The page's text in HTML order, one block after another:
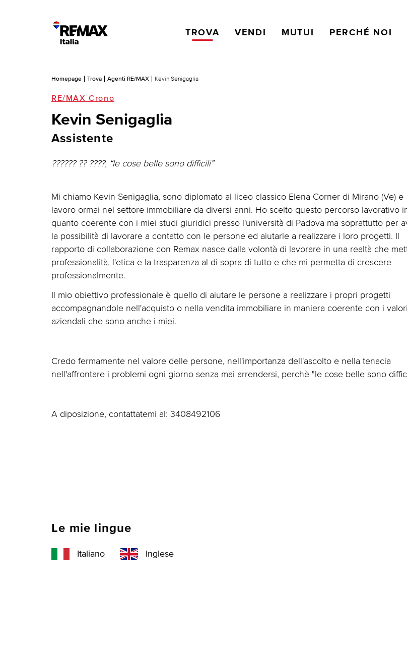
TROVA VENDI MUTUI PERCHÉ NOI
Homepage Trova Agenti RE/MAX Kevin Senigaglia
RE/MAX Crono
Kevin Senigaglia
Assistente
?????? ?? ????, “le cose belle sono difficili”
Mi chiamo Kevin Senigaglia, sono diplomato al liceo classico Elena Corner di Mirano (Ve) e
lavoro ormai nel settore immobiliare da diversi anni. Ho scelto questo percorso lavorativo
quanto coerente con i miei studi giuridici presso l'università di Padova ma soprattutto per
la possibilità di lavorare a contatto con le persone ed aiutarle a realizzare i loro progetti. Il
rapporto di collaborazione con Remax nasce dalla volontà di lavorare in una realtà che
professionalità, l'etica e la trasparenza al di sopra di tutto e che mi permetta di crescere
professionalmente.
Il mio obiettivo professionale è quello di aiutare le persone a realizzare i propri progetti
accompagnandole nell'acquisto o nella vendita immobiliare in maniera coerente con i valori
aziendali che sono anche i miei.
Credo fermamente nel valore delle persone, nell'importanza dell'ascolto e nella tenacia
nell'affrontare i problemi ogni giorno senza mai arrendersi, perchè "le cose belle sono
A diposizione, contattatemi al: 3408492106
Le mie lingue
Italiano Inglese